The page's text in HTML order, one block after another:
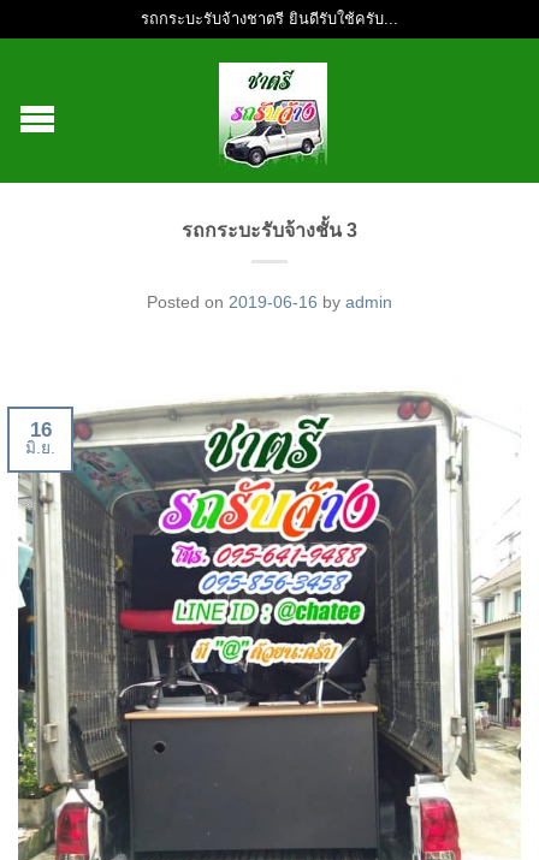
รถกระบะรับจ้างชาตรี ยินดีรับใช้ครับ...
รถกระบะรับจ้างชั้น 3
Posted on 2019-06-16 by admin
16
มิ.ย.